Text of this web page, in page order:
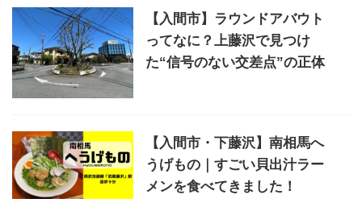
【入間市】ラウンドアバウト
ってなに？上藤沢で見つけ
た“信号のない交差点”の正体
【入間市・下藤沢】南相馬へ
うげもの｜すごい貝出汁ラー
メンを食べてきました！